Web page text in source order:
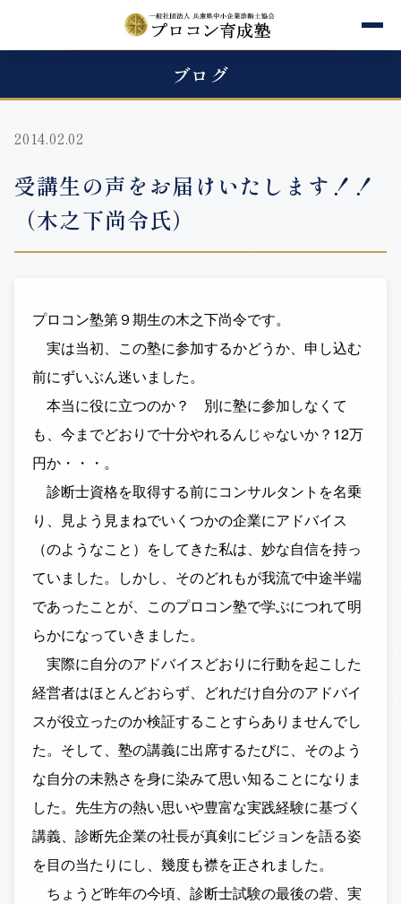
ブログ
2014.02.02
受講生の声をお届けいたします！！
（木之下尚令氏）
プロコン塾第９期生の木之下尚令です。
実は当初、この塾に参加するかどうか、申し込む
前にずいぶん迷いました。
本当に役に立つのか？ 別に塾に参加しなくて
も、今までどおりで十分やれるんじゃないか？12万
円か・・・。
診断士資格を取得する前にコンサルタントを名乗
り、見よう見まねでいくつかの企業にアドバイス
（のようなこと）をしてきた私は、妙な自信を持っ
ていました。しかし、そのどれもが我流で中途半端
であったことが、このプロコン塾で学ぶにつれて明
らかになっていきました。
実際に自分のアドバイスどおりに行動を起こした
経営者はほとんどおらず、どれだけ自分のアドバイ
スが役立ったのか検証することすらありませんでし
た。そして、塾の講義に出席するたびに、そのよう
な自分の未熟さを身に染みて思い知ることになりま
した。先生方の熱い思いや豊富な実践経験に基づく
講義、診断先企業の社長が真剣にビジョンを語る姿
を目の当たりにし、幾度も襟を正されました。
ちょうど昨年の今頃、診断士試験の最後の砦、実